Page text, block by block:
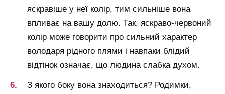
яскравіше у неї колір, тим сильніше вона
впливає на вашу долю. Так, яскраво-червоний
колір може говорити про сильний характер
володаря рідного плями і навпаки блідий
відтінок означає, що людина слабка духом.
З якого боку вона знаходиться? Родимки,